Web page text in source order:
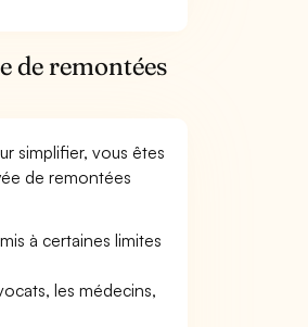
de remontées
simplifier, vous êtes
de remontées
à certaines limites
les médecins,